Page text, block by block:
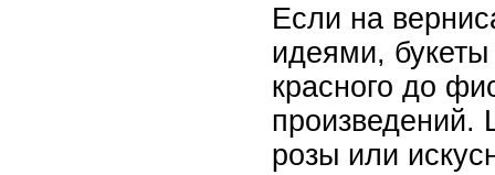
Если на
идеями,
красного до
произведений.
розы или